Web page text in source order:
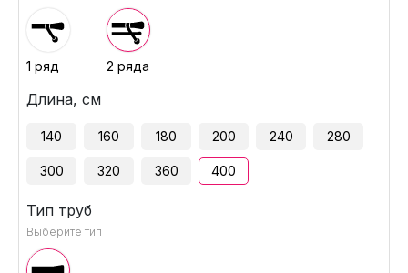
1 ряд 2 ряда
Длина, см
140 160 180 200 240 280
300 320 360 400
Тип труб
Выберите тип